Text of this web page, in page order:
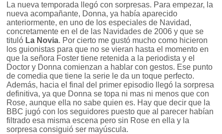
La nueva temporada llegó con sorpresas. Para empezar, la
nueva acompañante, Donna, ya había aparecido
anteriormente, en uno de los especiales de Navidad,
concretamente en el de las Navidades de 2006 y que se
tituló La Novia. Por cierto me gustó mucho como hicieron
los guionistas para que no se vieran hasta el momento en
que la señora Foster tiene retenida a la periodista y el
Doctor y Donna comienzan a hablar con gestos. Ese punto
de comedia que tiene la serie le da un toque perfecto.
Además, hacia el final del primer episodio llegó la sorpresa
definitiva, ya que Donna se topa ni mas ni menos que con
Rose, aunque ella no sabe quien es. Hay que decir que la
BBC jugó con los seguidores puesto que al parecer habían
filtrado esa misma escena pero sin Rose en ella y la
sorpresa consiguió ser mayúscula.